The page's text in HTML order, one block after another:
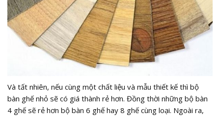
Và tất nhiên, nếu cùng một chất liệu và mẫu thiết kế thì bộ
bàn ghế nhỏ sẽ có giá thành rẻ hơn. Đồng thời những bộ bàn
4 ghế sẽ rẻ hơn bộ bàn 6 ghế hay 8 ghế cùng loại. Ngoài ra,